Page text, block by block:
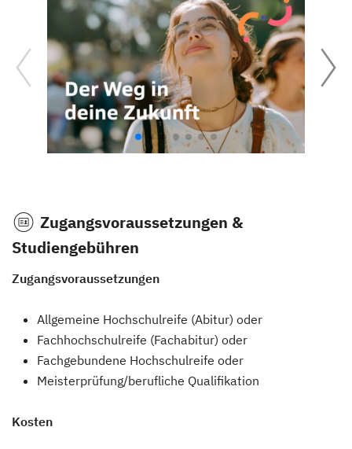
Zugangsvoraussetzungen &
Studiengebühren
Zugangsvoraussetzungen
Allgemeine Hochschulreife (Abitur) oder
Fachhochschulreife (Fachabitur) oder
Fachgebundene Hochschulreife oder
Meisterprüfung/berufliche Qualifikation
Kosten